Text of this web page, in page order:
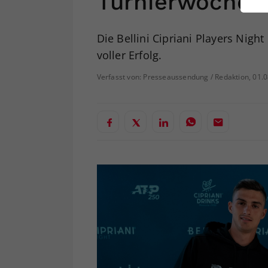
Die Bellini Cipriani Players
voller Erfolg.
Verfasst von: Presseaussendung / Redaktion,